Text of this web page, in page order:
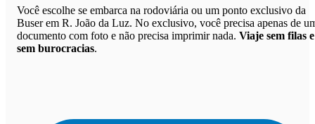
Você escolhe se embarca na rodoviária ou um ponto exclusivo da
Buser em R. João da Luz. No exclusivo, você precisa apenas de
documento com foto e não precisa imprimir nada. Viaje sem filas e
sem burocracias.